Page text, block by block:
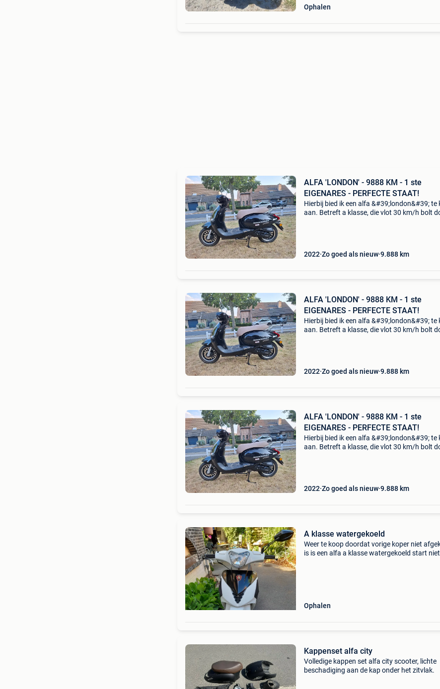
Ophalen
ALFA 'LONDON' - 9888 KM - 1 ste
EIGENARES - PERFECTE STAAT!
Hierbij bied ik een alfa &#39;london&#39; te
aan. Betreft a klasse, die vlot 30 km/h bolt
2022 Zo goed als nieuw 9.888 km
ALFA 'LONDON' - 9888 KM - 1 ste
EIGENARES - PERFECTE STAAT!
Hierbij bied ik een alfa &#39;london&#39; te
aan. Betreft a klasse, die vlot 30 km/h bolt
2022 Zo goed als nieuw 9.888 km
ALFA 'LONDON' - 9888 KM - 1 ste
EIGENARES - PERFECTE STAAT!
Hierbij bied ik een alfa &#39;london&#39; te
aan. Betreft a klasse, die vlot 30 km/h bolt
2022 Zo goed als nieuw 9.888 km
A klasse watergekoeld
Weer te koop doordat vorige koper niet
is is een alfa a klasse watergekoeld start
Ophalen
Kappenset alfa city
Volledige kappen set alfa city scooter, lichte
beschadiging aan de kap onder het zitvlak.